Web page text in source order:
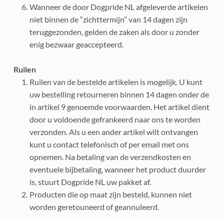
Wanneer de door Dogpride NL afgeleverde artikelen
niet binnen de “zichttermijn” van 14 dagen zijn
teruggezonden, gelden de zaken als door u zonder
enig bezwaar geaccepteerd.
Ruilen
Ruilen van de bestelde artikelen is mogelijk. U kunt
uw bestelling retourneren binnen 14 dagen onder de
in artikel 9 genoemde voorwaarden. Het artikel dient
door u voldoende gefrankeerd naar ons te worden
verzonden. Als u een ander artikel wilt ontvangen
kunt u contact telefonisch of per email met ons
opnemen. Na betaling van de verzendkosten en
eventuele bijbetaling, wanneer het product duurder
is, stuurt Dogpride NL uw pakket af.
Producten die op maat zijn besteld, kunnen niet
worden geretouneerd of geannuleerd.